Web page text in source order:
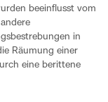
beeinflusst vom
in
Räumung einer
eine berittene